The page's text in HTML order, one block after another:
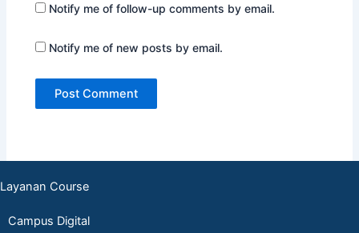
Notify me of follow-up comments by email.
Notify me of new posts by email.
Layanan Course
Campus Digital